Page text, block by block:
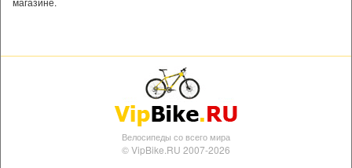
Велосипеды со всего мира
© VipBike.RU 2007-2026